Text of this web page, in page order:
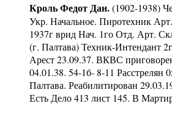
Кроль Федот Дан.(1902-1938)
Укр. Начальное. Пиротехник
1937г врид Нач. 1го Отд. Арт.
(г. Палтава) Техник-Интендант
Арест 23.09.37. ВКВС
04.01.38. 54-1б- 8-11 Расстрелян
Палтава. Реабилитирован
Есть Дело 413 лист 145. В